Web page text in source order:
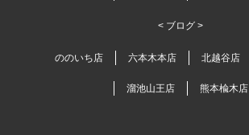
< ブログ >
ののいち店 六本木本店 北越谷店
溜池山王店 熊本楡木店